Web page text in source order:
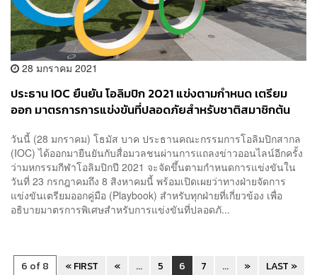
28 มกราคม 2021
ประธาน IOC ยืนยัน โอลิมปิก 2021 แข่งตามกำหนด เตรียม
ออก มาตรการการแข่งขันที่ปลอดภัยสำหรับชาติสมาชิกต้น
วันนี้ (28 มกราคม) โธมัส บาค ประธานคณะกรรมการโอลิมปิกสากล
(IOC) ได้ออกมายืนยันกับสื่อมวลชนผ่านการแถลงข่าวออนไลน์อีกครั้ง
ว่ามหกรรมกีฬาโอลิมปิกปี 2021 จะจัดขึ้นตามกำหนดการแข่งขันใน
วันที่ 23 กรกฎาคมถึง 8 สิงหาคมนี้ พร้อมเปิดเผยว่าทางฝ่ายจัดการ
แข่งขันเตรียมออกคู่มือ (Playbook) สำหรับทุกฝ่ายที่เกี่ยวข้อง เพื่อ
อธิบายมาตรการพิเศษ​สำหรับการแข่งขันที่ปลอดภั...
6 of 8 « FIRST « ... 5 6 7 ... » LAST »